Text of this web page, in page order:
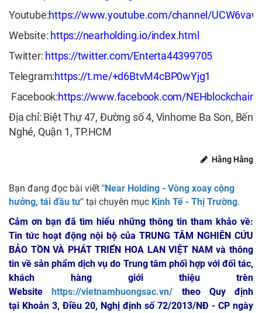
Youtube:https://www.youtube.com/channel/
Website: https://nearholding.io/index.html
Twitter: https://twitter.com/Enterta44399705
Telegram:https://t.me/+d6BtvM4cBP0wYjg1
Facebook:https://www.facebook.com/NEHblockchain
Địa chỉ: Biệt Thự 47, Đường số 4, Vinhome Ba Son, Bến
Nghé, Quận 1, TP.HCM
Hằng Hằng
Bạn đang đọc bài viết "Near Holding - Vòng xoay cộng
hưởng, tái đầu tư" tại chuyên mục Kinh Tế - Thị Trường.
Cảm ơn bạn đã tìm hiểu những thông tin tham khảo về:
Tin tức hoạt động nội bộ của TRUNG TÂM NGHIÊN CỨU
BẢO TỒN VÀ PHÁT TRIỂN HOA LAN VIỆT NAM và thông
tin về sản phẩm dịch vụ do Trung tâm phối hợp với đối tác,
khách hàng giới thiệu trên
Websitehttps://vietnamhuongsac.vn/ theo Quy định
tại Khoản 3, Điều 20, Nghị định số 72/2013/NĐ - CP ngày